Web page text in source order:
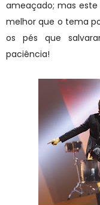
ameaçado; mas
melhor que o tema
os pés que
paciência!